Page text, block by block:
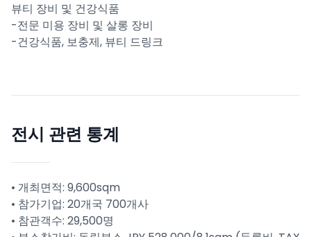
뷰티 장비 및 건강식품
-전문 미용 장비 및 살롱 장비
-건강식품, 보충제, 뷰티 드링크
전시 관련 통계
• 개최면적: 9,600sqm
• 참가기업: 20개국 700개사
• 참관객수: 29,500명